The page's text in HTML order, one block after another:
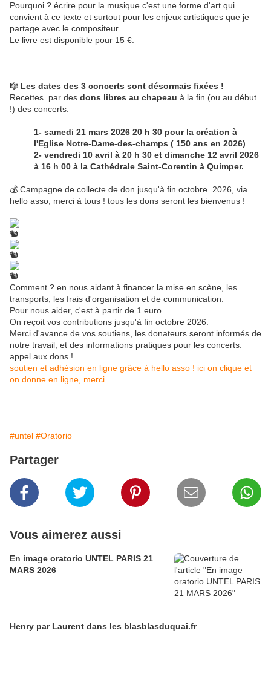
Pourquoi ? écrire pour la musique c'est une forme d'art qui
convient à ce texte et surtout pour les enjeux artistiques que je
partage avec le compositeur.
Le livre est disponible pour 15 €.
🎼 Les dates des 3 concerts sont désormais fixées !
Recettes par des dons libres au chapeau à la fin (ou au début
!) des concerts.
1- samedi 21 mars 2026 20 h 30 pour la création à
l'Eglise Notre-Dame-des-champs ( 150 ans en 2026)
2- vendredi 10 avril à 20 h 30 et dimanche 12 avril 2026
à 16 h 00 à la Cathédrale Saint-Corentin à Quimper.
💰 Campagne de collecte de don jusqu'à fin octobre 2026, via
hello asso, merci à tous ! tous les dons seront les bienvenus !
Comment ? en nous aidant à financer la mise en scène, les
transports, les frais d'organisation et de communication.
Pour nous aider, c'est à partir de 1 euro.
On reçoit vos contributions jusqu'à fin octobre 2026.
Merci d'avance de vos soutiens, les donateurs seront informés de
notre travail, et des informations pratiques pour les concerts.
appel aux dons !
soutien et adhésion en ligne grâce à hello asso ! ici on clique et
on donne en ligne, merci
#untel #Oratorio
Partager
Vous aimerez aussi
En image oratorio UNTEL PARIS 21
MARS 2026
Henry par Laurent dans les blasblasduquai.fr